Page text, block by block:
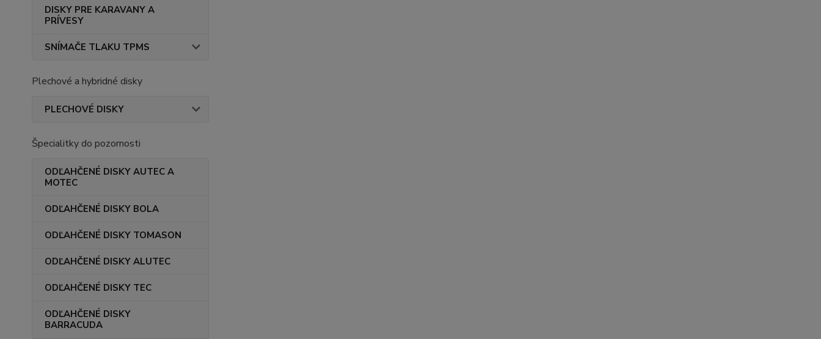
DISKY PRE KARAVANY A
PRÍVESY
SNÍMAČE TLAKU TPMS
Plechové a hybridné disky
PLECHOVÉ DISKY
Špecialitky do pozornosti
ODĽAHČENÉ DISKY AUTEC A
MOTEC
ODĽAHČENÉ DISKY BOLA
ODĽAHČENÉ DISKY TOMASON
ODĽAHČENÉ DISKY ALUTEC
ODĽAHČENÉ DISKY TEC
ODĽAHČENÉ DISKY
BARRACUDA